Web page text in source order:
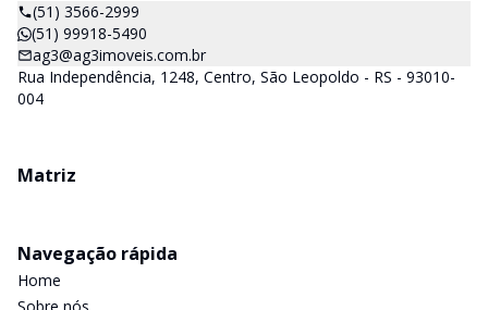
(51) 3566-2999
(51) 99918-5490
ag3@ag3imoveis.com.br
Rua Independência, 1248, Centro, São Leopoldo - RS - 93010-
004
Matriz
Navegação rápida
Home